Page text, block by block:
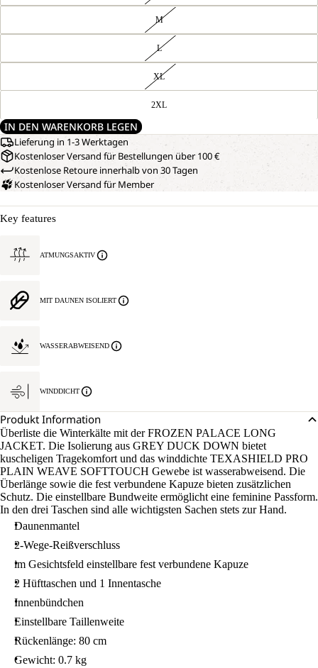
M
L
XL
2XL
IN DEN WARENKORB LEGEN
Lieferung in 1-3 Werktagen
Kostenloser Versand für Bestellungen über 100 €
Kostenlose Retoure innerhalb von 30 Tagen
Kostenloser Versand für Member
Key features
ATMUNGSAKTIV
MIT DAUNEN ISOLIERT
WASSERABWEISEND
WINDDICHT
Produkt Information
Überliste die Winterkälte mit der FROZEN PALACE LONG
JACKET. Die Isolierung aus GREY DUCK DOWN bietet
kuscheligen Tragekomfort und das winddichte TEXASHIELD PRO
PLAIN WEAVE SOFTTOUCH Gewebe ist wasserabweisend. Die
Überlänge sowie die fest verbundene Kapuze bieten zusätzlichen
Schutz. Die einstellbare Bundweite ermöglicht eine feminine Passform.
In den drei Taschen sind alle wichtigsten Sachen stets zur Hand.
Daunenmantel
2-Wege-Reißverschluss
im Gesichtsfeld einstellbare fest verbundene Kapuze
2 Hüfttaschen und 1 Innentasche
Innenbündchen
Einstellbare Taillenweite
Rückenlänge: 80 cm
Gewicht: 0.7 kg